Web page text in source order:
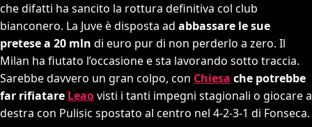
che difatti ha sancito la rottura definitiva col club
bianconero. La Juve è disposta ad abbassare le sue
pretese a 20 mln di euro pur di non perderlo a zero. Il
Milan ha fiutato l’occasione e sta lavorando sotto traccia.
Sarebbe davvero un gran colpo, con Chiesa che potrebbe
far rifiatare Leaovisti i tanti impegni stagionali o giocare a
destra con Pulisic spostato al centro nel 4-2-3-1 di Fonseca.